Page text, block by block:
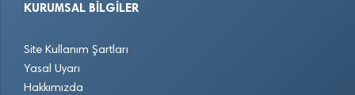
KURUMSAL BILGILER
Site Kullanım Şartları
Yasal Uyarı
Hakkımızda